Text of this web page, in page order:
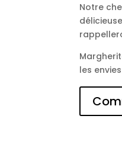
Notre
les